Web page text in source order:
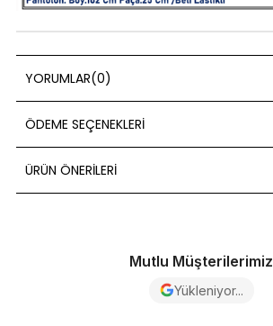
YORUMLAR(0)
ÖDEME SEÇENEKLERI
ÜRÜN ÖNERILERI
Mutlu Müşterilerimiz
Yükleniyor...